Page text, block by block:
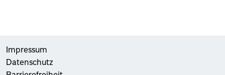
Impressum
Datenschutz